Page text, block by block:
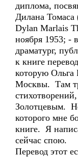
диплома,
Дилана
Dylan Marlais
ноября 1953; -
драматург,
к книге
которую Ольга
Москвы. Там
Золотцевым.
которого мне
книге. Я
сейчас спою.
Перевод этот